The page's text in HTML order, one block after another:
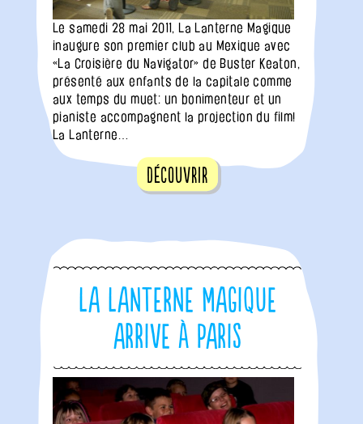
Le samedi 28 mai 2011, La Lanterne Magique
inaugure son premier club au Mexique avec
«La Croisière du Navigator» de Buster Keaton,
présenté aux enfants de la capitale comme
aux temps du muet: un bonimenteur et un
pianiste accompagnent la projection du film!
La Lanterne…
Découvrir
La Lanterne Magique
arrive à Paris